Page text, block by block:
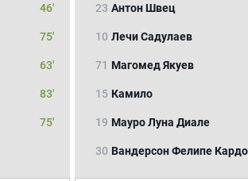
46'
75'
63'
83'
75'
23 Антон Швец
10 Лечи Садулаев
71 Магомед Якуев
15 Камило
19 Мауро Луна Диале
30 Вандерсон Фелипе